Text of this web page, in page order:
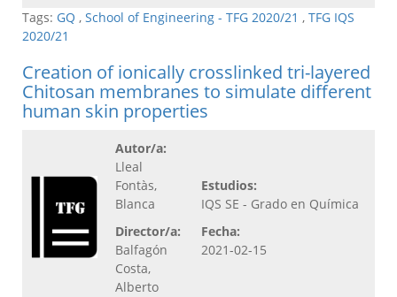
Tags: GQ , School of Engineering - TFG 2020/21 , TFG IQS
2020/21
Creation of ionically crosslinked tri-layered
Chitosan membranes to simulate different
human skin properties
Autor/a:
Lleal
Fontàs,
Blanca
Director/a:
Balfagón
Costa,
Alberto
Estudios:
IQS SE - Grado en Química
Fecha:
2021-02-15